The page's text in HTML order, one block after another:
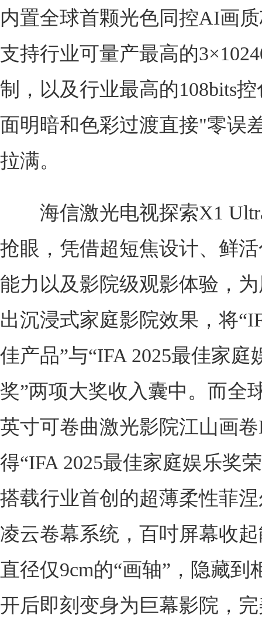
内置全球首颗光色同控AI画
支持行业可量产最高的
制，以及行业最高的108bits
面明暗和色彩过渡直接"零误
拉满。
海信激光电视探索X1
抢眼，凭借超短焦设计、鲜
能力以及影院级观影体验，
出沉浸式家庭影院效果，将
佳产品”与“IFA 2025最佳家庭
奖”两项大奖收入囊中。而全
英寸可卷曲激光影院江山画卷
得“IFA 2025最佳家庭娱乐奖
搭载行业首创的超薄柔性菲
凌云卷幕系统，百吋屏幕收起
直径仅9cm的“画轴”，隐藏到
开后即刻变身为巨幕影院，